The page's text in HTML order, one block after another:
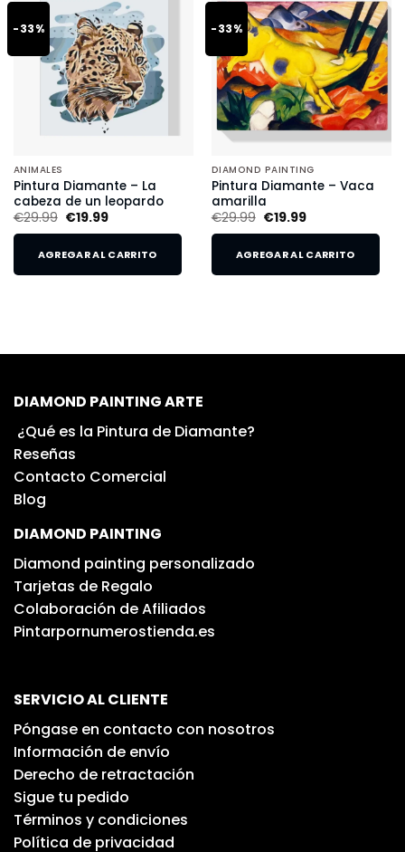
-33%
ANIMALES
Pintura Diamante – La
cabeza de un leopardo
€29.99 €19.99
AGREGAR AL CARRITO
-33%
DIAMOND PAINTING
Pintura Diamante – Vaca
amarilla
€29.99 €19.99
AGREGAR AL CARRITO
DIAMOND PAINTING ARTE
¿Qué es la Pintura de Diamante?
Reseñas
Contacto Comercial
Blog
DIAMOND PAINTING
Diamond painting personalizado
Tarjetas de Regalo
Colaboración de Afiliados
Pintarpornumerostienda.es
SERVICIO AL CLIENTE
Póngase en contacto con nosotros
Información de envío
Derecho de retractación
Sigue tu pedido
Términos y condiciones
Política de privacidad